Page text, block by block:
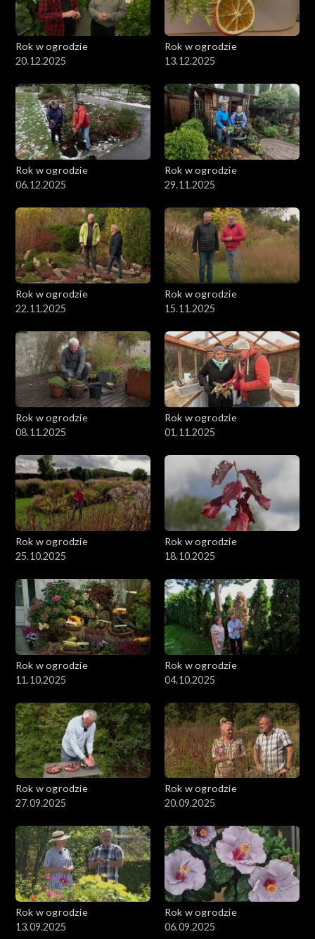
Rok w ogrodzie
20.12.2025
Rok w ogrodzie
13.12.2025
Rok w ogrodzie
06.12.2025
Rok w ogrodzie
29.11.2025
Rok w ogrodzie
22.11.2025
Rok w ogrodzie
15.11.2025
Rok w ogrodzie
08.11.2025
Rok w ogrodzie
01.11.2025
Rok w ogrodzie
25.10.2025
Rok w ogrodzie
18.10.2025
Rok w ogrodzie
11.10.2025
Rok w ogrodzie
04.10.2025
Rok w ogrodzie
27.09.2025
Rok w ogrodzie
20.09.2025
Rok w ogrodzie
13.09.2025
Rok w ogrodzie
06.09.2025